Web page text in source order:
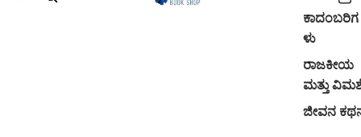
ಕಾದಂಬರಿಗ
ಳು
ರಾಜಕೀಯ
ಮತ್ತು
ಜೀವನ